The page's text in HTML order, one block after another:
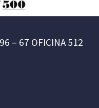
– 67 OFICINA 512